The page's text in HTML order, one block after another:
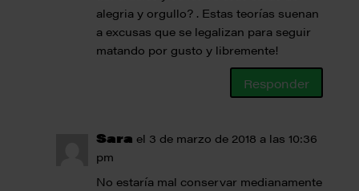
alegria y orgullo? . Estas teorías suenan
a excusas que se legalizan para seguir
matando por gusto y libremente!
Responder
Sara el 3 de marzo de 2018 a las 10:36
pm
No estaría mal conservar medianamente